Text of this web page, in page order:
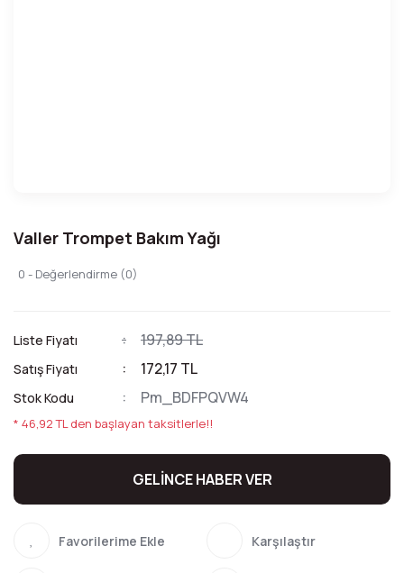
Valler Trompet Bakım Yağı
0 - Değerlendirme (0)
Liste Fiyatı 197,89 TL
Satış Fiyatı 172,17 TL
Stok Kodu Pm_BDFPQVW4
* 46,92 TL den başlayan taksitlerle!!
GELİNCE HABER VER
Karşılaştır